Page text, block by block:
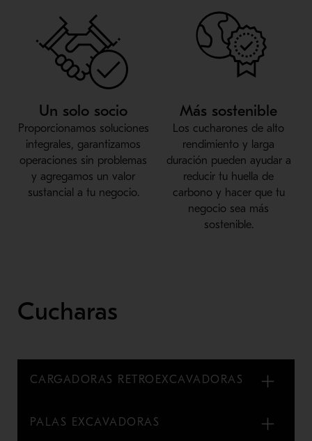
Un solo socio
Proporcionamos soluciones
integrales, garantizamos
operaciones sin problemas
y agregamos un valor
sustancial a tu negocio.
Más sostenible
Los cucharones de alto
rendimiento y larga
duración pueden ayudar a
reducir tu huella de
carbono y hacer que tu
negocio sea más
sostenible.
Cucharas
CARGADORAS RETROEXCAVADORAS
PALAS EXCAVADORAS